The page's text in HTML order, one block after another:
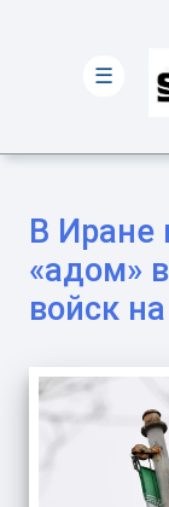
В Иране
«адом»
войск
☰